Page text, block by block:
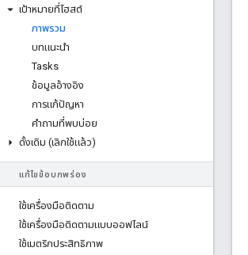
เป้าหมายที่โฮสต์
ภาพรวม
บทแนะนำ
Tasks
ข้อมูลอ้างอิง
การแก้ปัญหา
คำถามที่พบบ่อย
ดั้งเดิม (เลิกใช้แล้ว)
แก้ไขข้อบกพร่อง
ใช้เครื่องมือติดตาม
ใช้เครื่องมือติดตามแบบออฟไลน์
ใช้เมตริกประสิทธิภาพ